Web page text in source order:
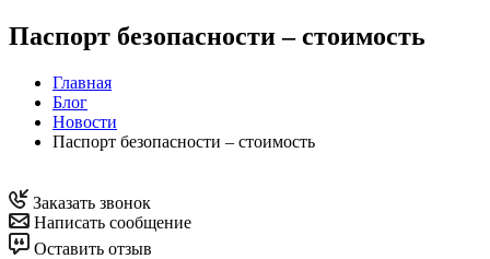
Паспорт безопасности – стоимость
Главная
Блог
Новости
Паспорт безопасности – стоимость
Заказать звонок
Написать сообщение
Оставить отзыв